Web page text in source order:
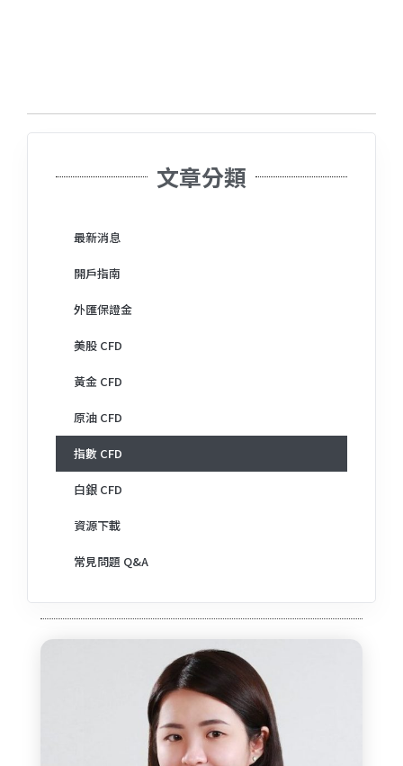
文章分類
最新消息
開戶指南
外匯保證金
美股 CFD
黃金 CFD
原油 CFD
指數 CFD
白銀 CFD
資源下載
常見問題 Q&A